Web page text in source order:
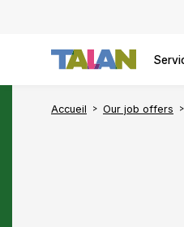
Accueil Our job offers